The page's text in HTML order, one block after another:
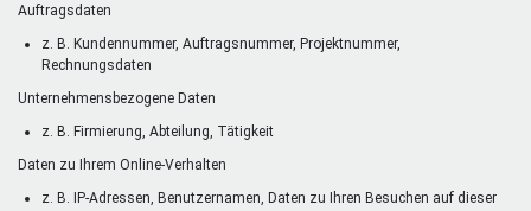
Auftragsdaten
z. B. Kundennummer, Auftragsnummer, Projektnummer,
Rechnungsdaten
Unternehmensbezogene Daten
z. B. Firmierung, Abteilung, Tätigkeit
Daten zu Ihrem Online-Verhalten
z. B. IP-Adressen, Benutzernamen, Daten zu Ihren Besuchen auf dieser